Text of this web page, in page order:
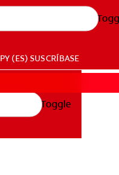
PY (ES) SUSCRÍBASE
Toggle